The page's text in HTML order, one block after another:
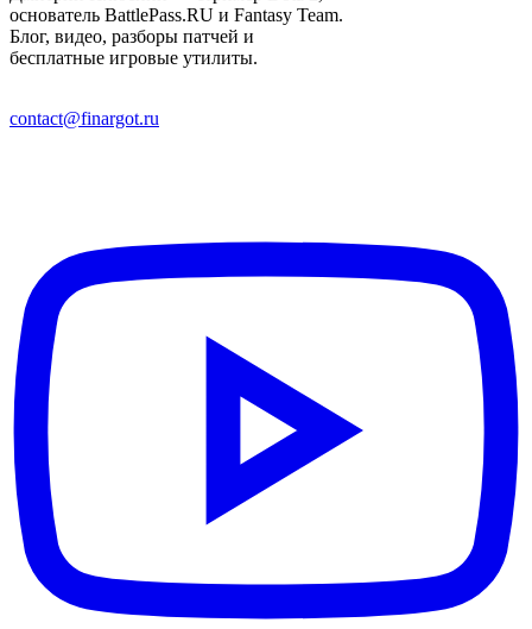
основатель BattlePass.RU и Fantasy Team.
Блог, видео, разборы патчей и
бесплатные игровые утилиты.
contact@finargot.ru